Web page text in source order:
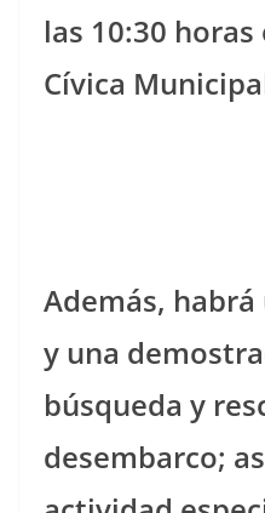
las 10:30 horas
Cívica
Además,
y una
búsqueda y
desembarco;